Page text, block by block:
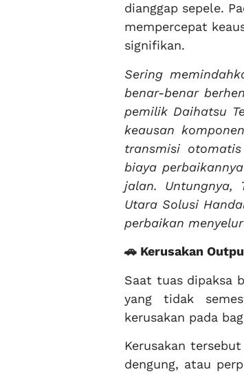
dianggap sepele.
mempercepat
signifikan.
Sering
benar-benar
pemilik Daihatsu
keausan
transmisi
biaya
jalan. Untungnya,
Utara Solusi
perbaikan
🚗 Kerusakan
Saat tuas dipaksa
yang tidak
kerusakan pada
Kerusakan
dengung, atau